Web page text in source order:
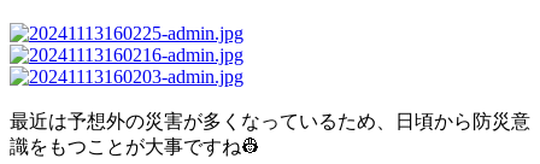
最近は予想外の災害が多くなっているため、日頃から防災意
識をもつことが大事ですね👷